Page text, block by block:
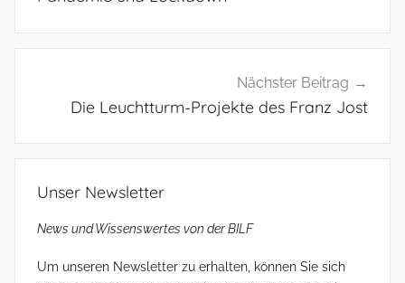
Nächster Beitrag
Die Leuchtturm-Projekte des Franz Jost
Unser Newsletter
News und Wissenswertes von der BILF
Um unseren Newsletter zu erhalten, können Sie sich